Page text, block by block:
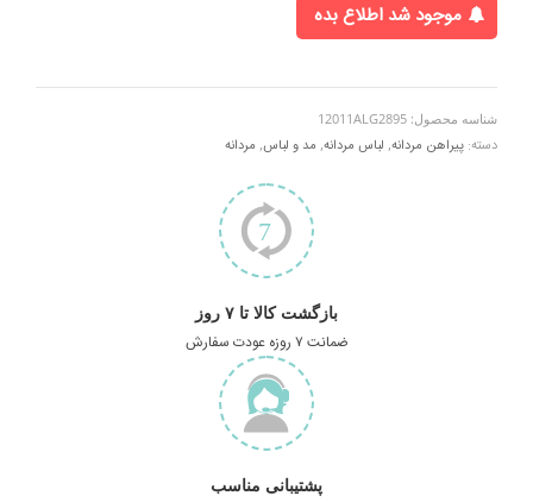
موجود شد اطلاع بده
شناسه محصول: 12011ALG2895
دسته: پیراهن مردانه, لباس مردانه, مد و لباس, مردانه
بازگشت کالا تا ۷ روز
ضمانت ۷ روزه عودت سفارش
پشتیبانی مناسب